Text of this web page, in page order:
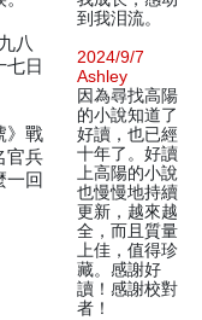
八
七日
》戰
官兵
一回
到我泪流。
2024/9/7
Ashley
因為尋找高陽
的小說知道了
好讀，也已經
十年了。好讀
上高陽的小說
也慢慢地持續
更新，越來越
全，而且質量
上佳，值得珍
藏。感謝好
讀！感謝校對
者！